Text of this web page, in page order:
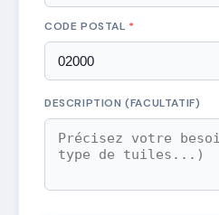
CODE POSTAL *
DESCRIPTION (FACULTATIF)